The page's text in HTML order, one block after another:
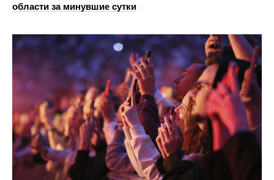
области за минувшие сутки